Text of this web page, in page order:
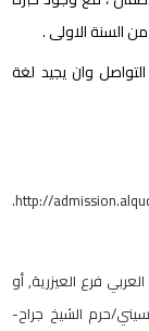
السنة الاولى .
وان يجيد لغة
يتم تقديم الطلبات الكترونيا من خلال موقع القبول http://admission.alquds.edu.
فرع العيزرية, أو
حرم الشيخ جراح-